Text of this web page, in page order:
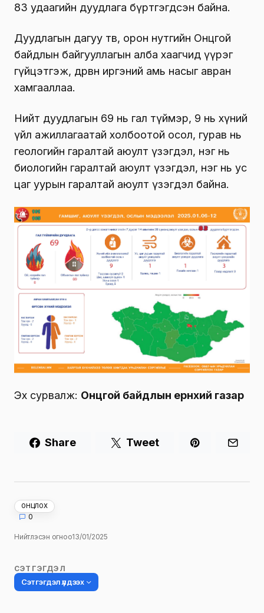
83 удаагийн дуудлага бүртгэгдсэн байна.
Дуудлагын дагуу төв, орон нутгийн Онцгой
байдлын байгууллагын алба хаагчид үүрэг
гүйцэтгэж, дөрвөн иргэний амь насыг авран
хамгааллаа.
Нийт дуудлагын 69 нь гал түймэр, 9 нь хүний
үйл ажиллагаатай холбоотой осол, гурав нь
геологийн гаралтай аюулт үзэгдэл, нэг нь
биологийн гаралтай аюулт үзэгдэл, нэг нь ус
цаг уурын гаралтай аюулт үзэгдэл байна.
Эх сурвалж: Онцгой байдлын ерөнхий газар
Share Tweet
ОНЦЛОХ
0
Нийтлэсэн огноо13/01/2025
СЭТГЭГДЭЛ
Сэтгэгдэл үлдээх